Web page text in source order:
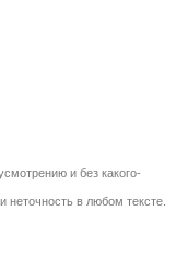
и без какого-
неточность в любом тексте.